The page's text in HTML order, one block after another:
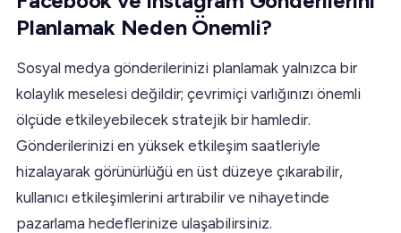
Planlamak Neden Önemli?
Sosyal medya gönderilerinizi planlamak yalnızca bir
kolaylık meselesi değildir; çevrimiçi varlığınızı önemli
ölçüde etkileyebilecek stratejik bir hamledir.
Gönderilerinizi en yüksek etkileşim saatleriyle
hizalayarak görünürlüğü en üst düzeye çıkarabilir,
kullanıcı etkileşimlerini artırabilir ve nihayetinde
pazarlama hedeflerinize ulaşabilirsiniz.